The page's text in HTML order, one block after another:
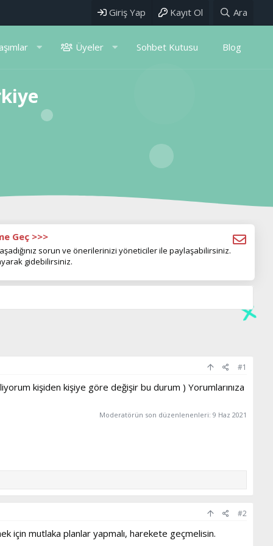
Giriş Yap Kayıt Ol Ara
Üyeler Sohbet Kutusu Blog
Geç >>>
sorun ve önerilerinizi yöneticiler ile paylaşabilirsiniz.
gidebilirsiniz.
#1
kişiden kişiye göre değişir bu durum ) Yorumlarınıza
Moderatörün son düzenlenenleri: 9 Haz 2021
#2
için mutlaka planlar yapmalı, harekete geçmelisin.